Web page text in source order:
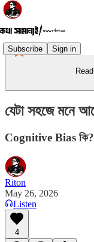
Subscribe Sign in
যেটা সহজে মনে
Cognitive Bias কি?
Riton
May 26, 2026
Listen
4